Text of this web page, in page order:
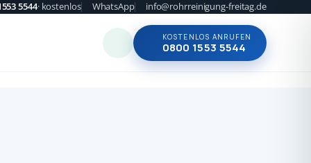
5544· kostenlos WhatsApp info@rohrreinigung-freitag.de
KOSTENLOS ANRUFEN
0800 1553 5544